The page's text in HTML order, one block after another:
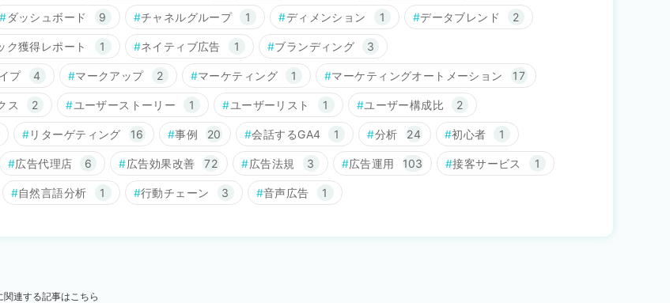
ダッシュボード 9 チャネルグループ 1 ディメンション 1 データブレンド 2
ク獲得レポート 1 ネイティブ広告 1 ブランディング 3
プ 4 マークアップ 2 マーケティング 1 マーケティングオートメーション 17
ス 2 ユーザーストーリー 1 ユーザーリスト 1 ユーザー構成比 2
リターゲティング 16 事例 20 会話するGA4 1 分析 24 初心者 1
広告代理店 6 広告効果改善 72 広告法規 3 広告運用 103 接客サービス 1
自然言語分析 1 行動チェーン 3 音声広告 1
関連する記事はこちら